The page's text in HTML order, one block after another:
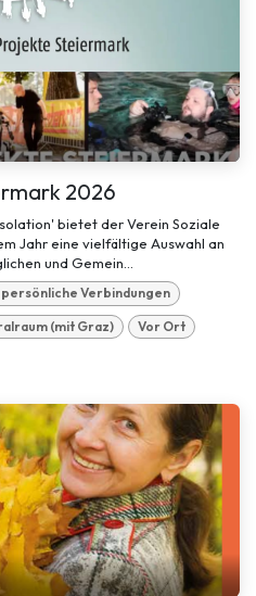
2026
bietet der Verein Soziale
Jahr eine vielfältige Auswahl an
und Gemein...
persönliche Verbindungen
(mit Graz) Vor Ort